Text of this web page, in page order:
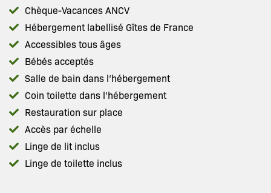
Chèque-Vacances ANCV
Hébergement labellisé Gîtes de France
Accessibles tous âges
Bébés acceptés
Salle de bain dans l‘hébergement
Coin toilette dans l‘hébergement
Restauration sur place
Accès par échelle
Linge de lit inclus
Linge de toilette inclus